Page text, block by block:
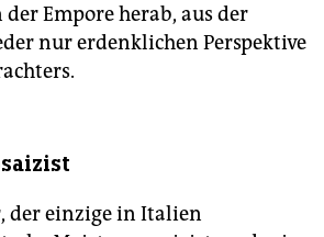
Empore herab, aus der
nur erdenklichen Perspektive
der einzige in Italien